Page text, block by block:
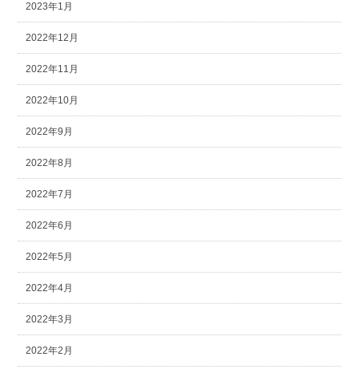
2023年1月
2022年12月
2022年11月
2022年10月
2022年9月
2022年8月
2022年7月
2022年6月
2022年5月
2022年4月
2022年3月
2022年2月